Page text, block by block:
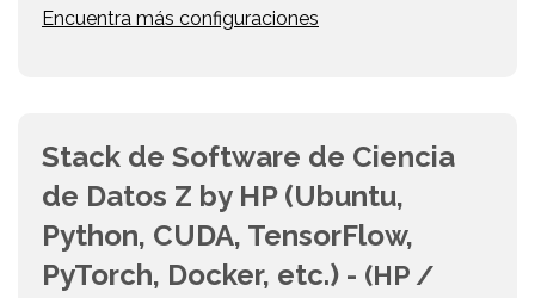
Encuentra más configuraciones
Stack de Software de Ciencia
de Datos Z by HP (Ubuntu,
Python, CUDA, TensorFlow,
PyTorch, Docker, etc.) - (HP /